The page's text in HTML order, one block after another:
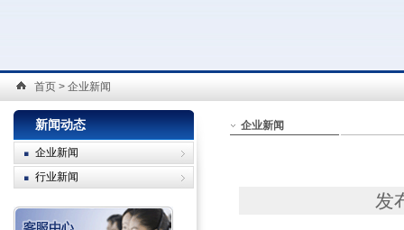
首页 > 企业新闻
新闻动态
企业新闻
行业新闻
企业新闻
发